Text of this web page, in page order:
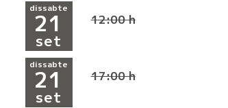
dissabte
21
set
12:00 h
dissabte
21
set
17:00 h